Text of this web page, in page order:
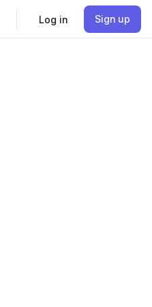
Log in Sign up